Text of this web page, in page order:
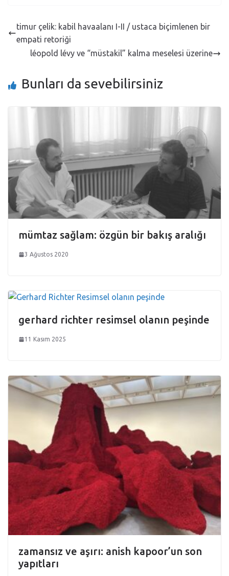
timur çelik: kabil havaalanı I-II / ustaca biçimlenen bir
empati retoriği
léopold lévy ve “müstakil” kalma meselesi üzerine
Bunları da sevebilirsiniz
mümtaz sağlam: özgün bir bakış aralığı
3 Ağustos 2020
gerhard richter resimsel olanın peşinde
11 Kasım 2025
zamansız ve aşırı: anish kapoor’un son
yapıtları